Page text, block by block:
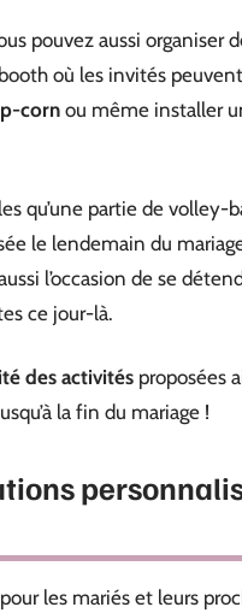
pouvez aussi organiser
où les invités
cornou même installer
qu’une partie de volley-
le lendemain du
l’occasion de se
ce jour-là.
des activités proposées
la fin du mariage !
pour les mariés et leurs